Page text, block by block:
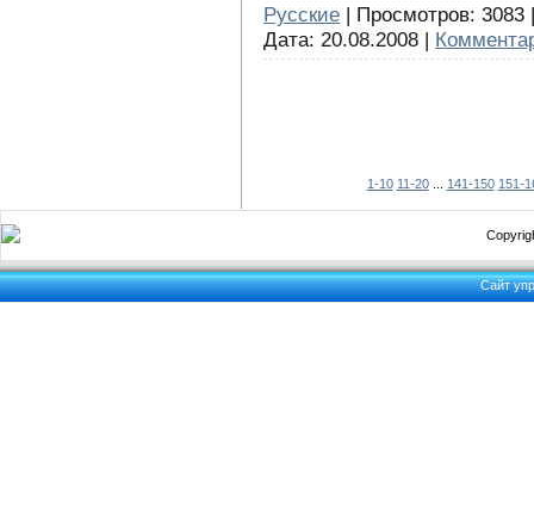
Русские | Просмотров:
Дата: 20.08.2008 |
1-10 11-20 141-150 151-
Сайт